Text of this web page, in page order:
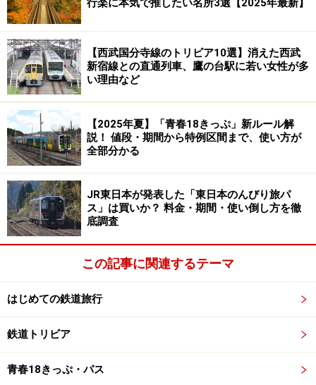
※記事内容は執筆時点のものです。最新の内容をご確認くださ
い。
行楽に本気で推したい名所3選【2025年最新】
【西武国分寺線のトリビア10選】消えた西武
新宿線との直通列車、鷹の台駅に若い女性が多
い理由など
【2025年夏】「青春18きっぷ」新ルール解
説！ 値段・期間から特例区間まで、使い方が
全部分かる
JR東日本が発表した「東日本のんびり旅パ
ス」は買いか？ 料金・期間・使い倒し方を徹
底調査
この記事に関連するテーマ
はじめての鉄道旅行
鉄道トリビア
青春18きっぷ・パス